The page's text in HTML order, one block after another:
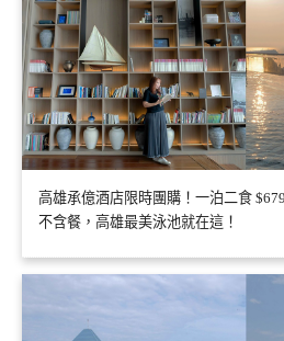
高雄承億酒店限時團購！一泊二食
不含餐，高雄最美泳池就在這！